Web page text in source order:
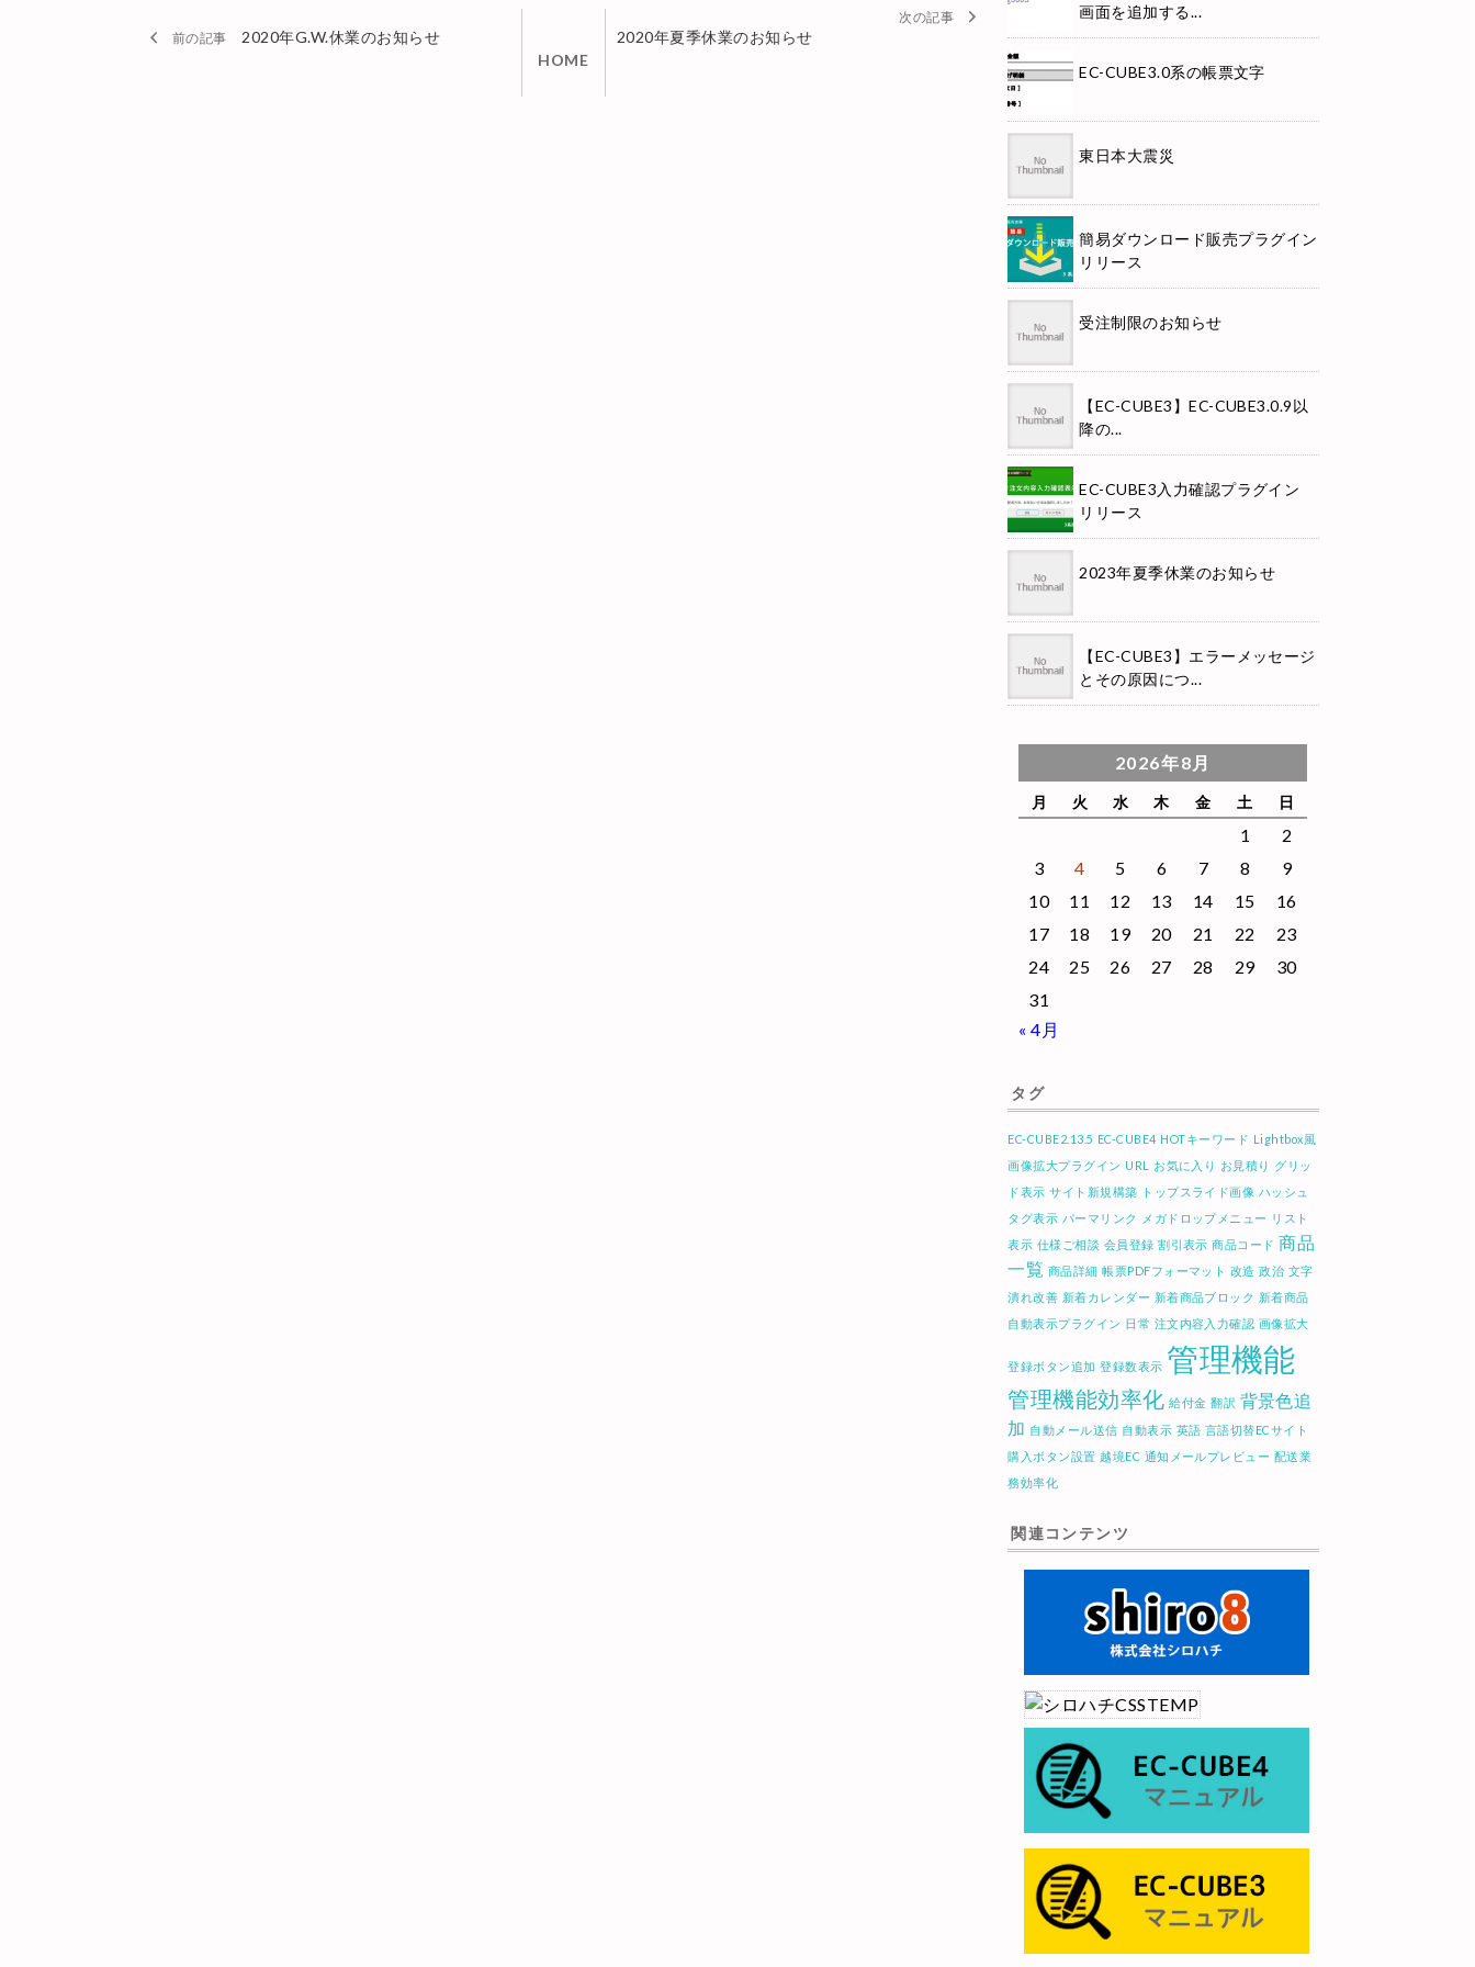
2020年G.W.休業のお知らせ
HOME
2020年夏季休業のお知らせ
画面を追加する...
EC-CUBE3.0系の帳票文字
東日本大震災
簡易ダウンロード販売プラグイン
リリース
受注制限のお知らせ
【EC-CUBE3】EC-CUBE3.0.9以
降の...
EC-CUBE3入力確認プラグイン
リリース
2023年夏季休業のお知らせ
【EC-CUBE3】エラーメッセージ
とその原因につ...
2026年8月
月 火 水 木 金 土 日
1
2
3
4 5 6 7 8
9
10
11 12 13 14 15
16
17
18 19 20 21 22
23
24
25 26 27 28 29
30
31
« 4月
タグ
EC-CUBE2.13.5 EC-CUBE4 HOTキーワード Lightbox風
画像拡大プラグイン URL お気に入り お見積り グリッ
ド表示 サイト新規構築 トップスライド画像 ハッシュ
タグ表示 パーマリンク メガドロップメニュー リスト
表示 仕様ご相談 会員登録 割引表示 商品コード 商品
一覧 商品詳細 帳票PDFフォーマット 改造 政治 文字
潰れ改善 新着カレンダー 新着商品ブロック 新着商品
自動表示プラグイン 日常 注文内容入力確認 画像拡大
登録ボタン追加 登録数表示 管理機能
管理機能効率化 給付金 翻訳 背景色追
加 自動メール送信 自動表示 英語 言語切替ECサイト
購入ボタン設置 越境EC 通知メールプレビュー 配送業
務効率化
関連コンテンツ